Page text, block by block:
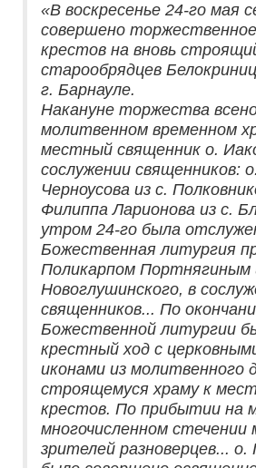
«В воскресенье 24-го мая
совершено
крестов на вновь
старообрядцев
г. Барнауле.
Накануне торжества
молитвенном временном
местный священник о.
сослужении священников:
Черноусова из с.
Филиппа Ларионова из с.
утром 24-го была
Божественная литургия
Поликарпом Портнягиным
Новоглушинского, в
священников... По
Божественной литургии
крестный ход с
иконами из молитвенного
строящемуся храму к
крестов. По прибытии на
многочисленном стечении
зрителей разноверцев...